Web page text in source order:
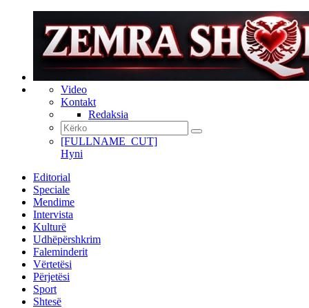
Video
Kontakt
Redaksia
[FULLNAME_CUT]
Hyni
Editorial
Speciale
Mendime
Intervista
Kulturë
Udhëpërshkrim
Faleminderit
Vërtetësi
Përjetësi
Sport
Shtesë